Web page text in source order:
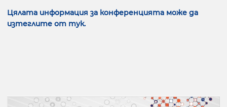
Цялата информация за конференцията може да
изтеглите от тук.